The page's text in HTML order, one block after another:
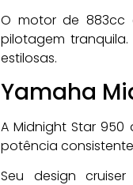
O motor de 883cc
pilotagem
estilosas.
Yamaha
A Midnight Star
potência
Seu design